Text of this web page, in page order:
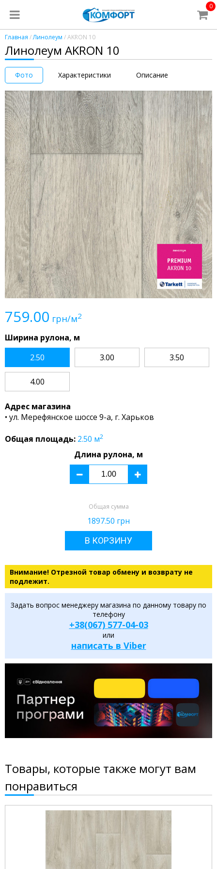
0
Главная /Линолеум / AKRON 10
Линолеум AKRON 10
Фото Характеристики Описание
759.00 грн/м2
Ширина рулона, м
2.50
3.00 3.50
4.00
Адрес магазина
• ул. Мерефянское шоссе 9-а, г. Харьков
Общая площадь: 2.50 м2
Длина рулона, м
Общая сумма
1897.50 грн
В КОРЗИНУ
Внимание! Отрезной товар обмену и возврату не
подлежит.
Задать вопрос менеджеру магазина по данному товару по
телефону
+38(067) 577-04-03
или
написать в Viber
Товары, которые также могут вам
понравиться